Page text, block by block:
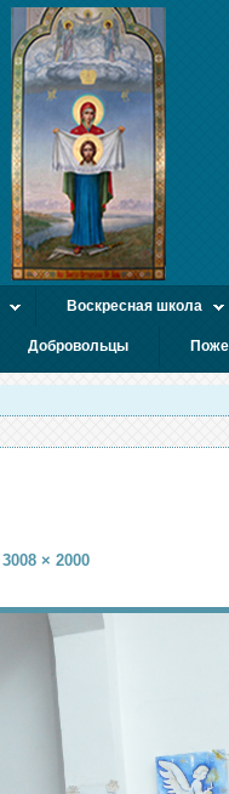
Воскресная школа
Добровольцы
3008 × 2000